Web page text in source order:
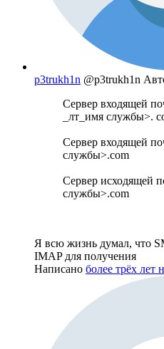
p3trukh1n @p3trukh1n
Сервер входящей
_лт_имя службы>.
Сервер входящей
службы>.com
Сервер исходящей
службы>.com
Я всю жизнь думал, что
IMAP для получения
Написано более трёх лет